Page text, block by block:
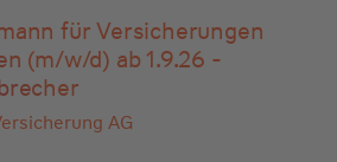
für Versicherungen
(m/w/d) ab 1.9.26 -
AG